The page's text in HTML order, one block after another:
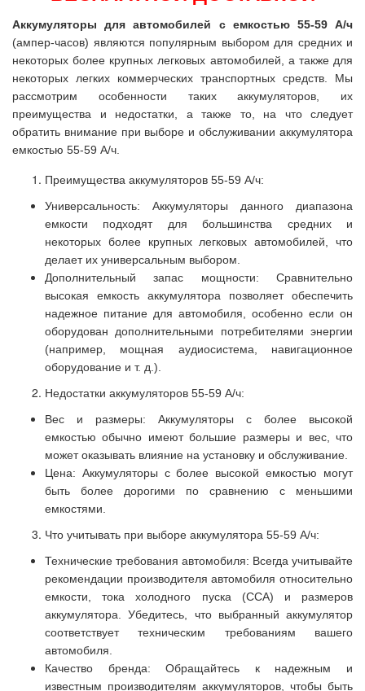
Аккумуляторы для автомобилей с емкостью 55-59 А/ч
(ампер-часов) являются популярным выбором для средних и
некоторых более крупных легковых автомобилей, а также для
некоторых легких коммерческих транспортных средств. Мы
рассмотрим особенности таких аккумуляторов, их
преимущества и недостатки, а также то, на что следует
обратить внимание при выборе и обслуживании аккумулятора
емкостью 55-59 А/ч.
Преимущества аккумуляторов 55-59 А/ч:
Универсальность: Аккумуляторы данного диапазона
емкости подходят для большинства средних и
некоторых более крупных легковых автомобилей, что
делает их универсальным выбором.
Дополнительный запас мощности: Сравнительно
высокая емкость аккумулятора позволяет обеспечить
надежное питание для автомобиля, особенно если он
оборудован дополнительными потребителями энергии
(например, мощная аудиосистема, навигационное
оборудование и т. д.).
Недостатки аккумуляторов 55-59 А/ч:
Вес и размеры: Аккумуляторы с более высокой
емкостью обычно имеют большие размеры и вес, что
может оказывать влияние на установку и обслуживание.
Цена: Аккумуляторы с более высокой емкостью могут
быть более дорогими по сравнению с меньшими
емкостями.
Что учитывать при выборе аккумулятора 55-59 А/ч:
Технические требования автомобиля: Всегда учитывайте
рекомендации производителя автомобиля относительно
емкости, тока холодного пуска (CCA) и размеров
аккумулятора. Убедитесь, что выбранный аккумулятор
соответствует техническим требованиям вашего
автомобиля.
Качество бренда: Обращайтесь к надежным и
известным производителям аккумуляторов, чтобы быть